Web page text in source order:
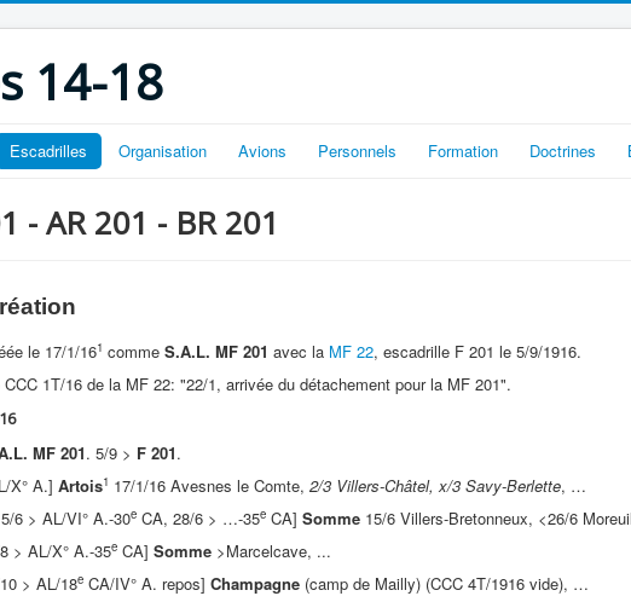
14-18
Escadrilles Organisation Avions Personnels Formation Doctrines
- AR 201 - BR 201
le 17/1/161 comme S.A.L. MF 201 avec la MF 22, escadrille F 201 le 5/9/1916.
CCC 1T/16 de la MF 22: "22/1, arrivée du détachement pour la MF 201".
MF 201. 5/9 > F 201.
X° A.] Artois1 17/1/16 Avesnes le Comte, 2/3 Villers-Châtel, x/3 Savy-Berlette, …
6 > AL/VI° A.-30e CA, 28/6 > …-35e CA] Somme 15/6 Villers-Bretonneux, <26/6
> AL/X° A.-35e CA] Somme >Marcelcave, ...
> AL/18e CA/IV° A. repos] Champagne (camp de Mailly) (CCC 4T/1916 vide), …